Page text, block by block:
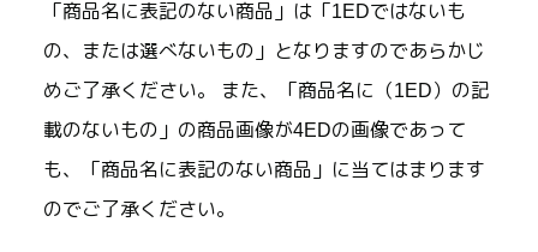
「商品名に表記のない商品」は「1EDではないも
の、または選べないもの」となりますのであらかじ
めご了承ください。 また、「商品名に（1ED）の記
載のないもの」の商品画像が4EDの画像であって
も、「商品名に表記のない商品」に当てはまります
のでご了承ください。